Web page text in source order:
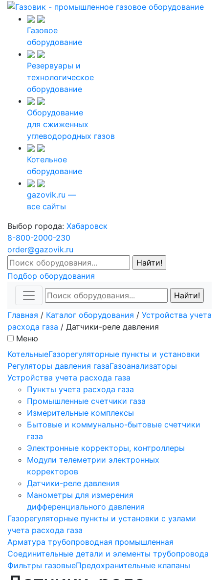
Газовое
оборудование
Резервуары и
технологическое
оборудование
Оборудование
для сжиженных
углеводородных газов
Котельное
оборудование
gazovik.ru —
все сайты
Выбор города: Хабаровск
8-800-2000-230
order@gazovik.ru
Подбор оборудования
Главная / Каталог оборудования / Устройства учета
расхода газа / Датчики-реле давления
Меню
КотельныеГазорегуляторные пункты и установки
Регуляторы давления газаГазоанализаторы
Устройства учета расхода газа
Пункты учета расхода газа
Промышленные счетчики газа
Измерительные комплексы
Бытовые и коммунально-бытовые счетчики
газа
Электронные корректоры, контроллеры
Модули телеметрии электронных
корректоров
Датчики-реле давления
Манометры для измерения
дифференциального давления
Газорегуляторные пункты и установки с узлами
учета расхода газа
Арматура трубопроводная промышленная
Соединительные детали и элементы трубопровода
Фильтры газовыеПредохранительные клапаны